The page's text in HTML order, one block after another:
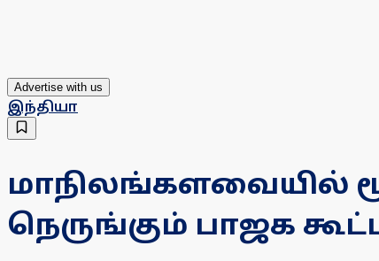
Advertise with us
இந்தியா
மாநிலங்களவையில்
நெருங்கும் பாஜக